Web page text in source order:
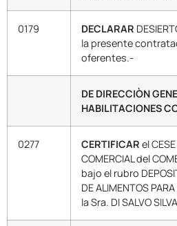
0179 DECLARAR
la presente
oferentes.-
DE DIRECCIÒN
HABILITACIONES
0277 CERTIFICAR el
COMERCIAL del
bajo el rubro
DE ALIMENTOS
la Sra. DI SALVO